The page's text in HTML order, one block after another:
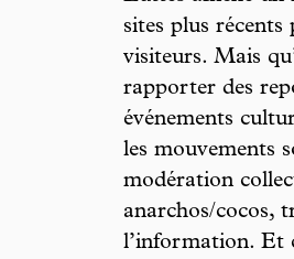
sites plus
visiteurs. Mais
rapporter des
événements
les mouvements
modération
anarchos/cocos,
l’information. Et